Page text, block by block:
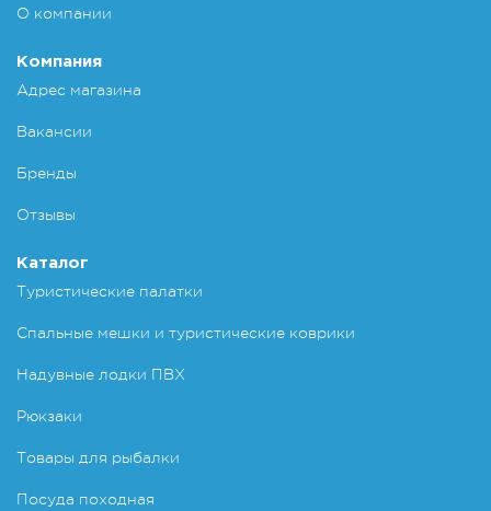
О компании
Компания
Адрес магазина
Вакансии
Бренды
Отзывы
Каталог
Туристические палатки
Спальные мешки и туристические коврики
Надувные лодки ПВХ
Рюкзаки
Товары для рыбалки
Посуда походная